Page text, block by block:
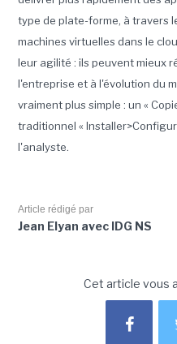
type de plate-forme, à travers
machines virtuelles dans le
leur agilité : ils peuvent mieux
l'entreprise et à l'évolution du
vraiment plus simple : un «
traditionnel «
l'analyste.
Article rédigé par
Jean Elyan avec IDG NS
Cet article vous